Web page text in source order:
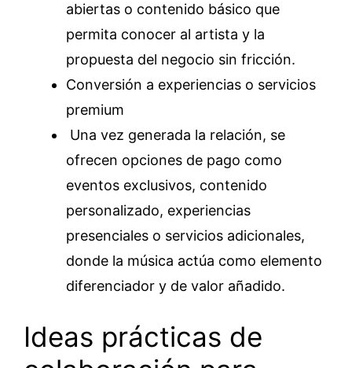
abiertas o contenido básico que
permita conocer al artista y la
propuesta del negocio sin fricción.
Conversión a experiencias o servicios
premium
Una vez generada la relación, se
ofrecen opciones de pago como
eventos exclusivos, contenido
personalizado, experiencias
presenciales o servicios adicionales,
donde la música actúa como elemento
diferenciador y de valor añadido.
Ideas prácticas de